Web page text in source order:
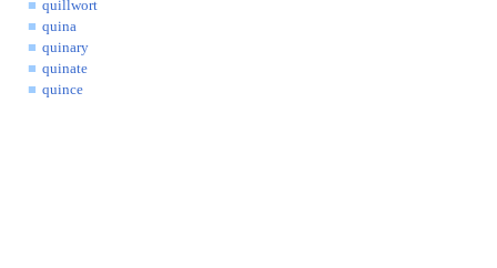
quillwort
quina
quinary
quinate
quince